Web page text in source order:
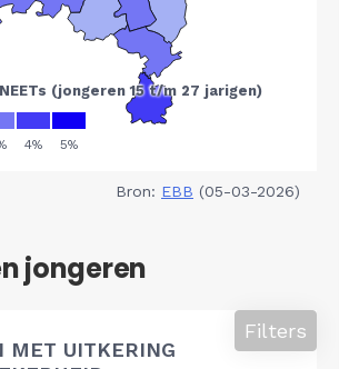
Bron: EBB (05-03-2026)
jongeren
MET UITKERING
Filters